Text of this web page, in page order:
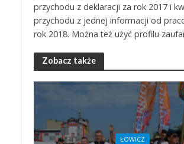
przychodu z deklaracji za rok 2017 i
przychodu z jednej informacji od
rok 2018. Można też użyć profilu
Zobacz także
ŁOWICZ